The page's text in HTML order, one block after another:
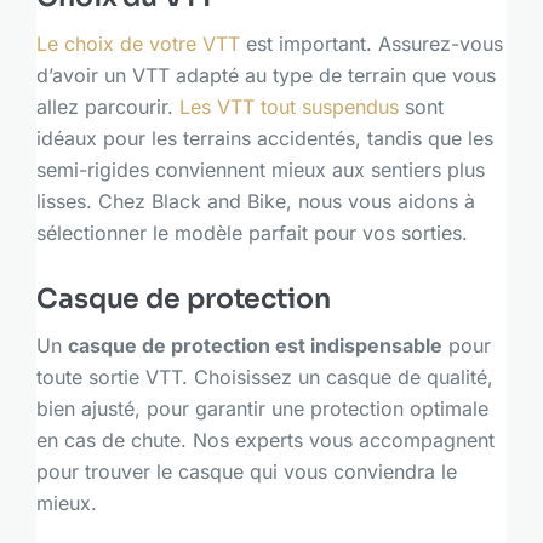
Le choix de votre VTTest important. Assurez-vous
d’avoir un VTT adapté au type de terrain que vous
allez parcourir. Les VTT tout suspendussont
idéaux pour les terrains accidentés, tandis que les
semi-rigides conviennent mieux aux sentiers plus
lisses. Chez Black and Bike, nous vous aidons à
sélectionner le modèle parfait pour vos sorties.
Casque de protection
Un casque de protection est indispensable pour
toute sortie VTT. Choisissez un casque de qualité,
bien ajusté, pour garantir une protection optimale
en cas de chute. Nos experts vous accompagnent
pour trouver le casque qui vous conviendra le
mieux.